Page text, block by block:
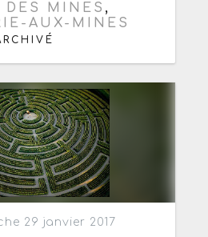
DES MINES ,
AUX-MINES
29 janvier 2017